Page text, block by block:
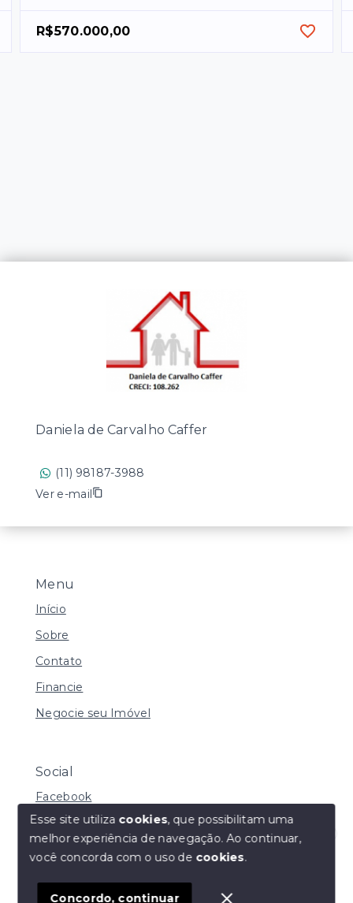
R$570.000,00
Olá! Estamos disponíveis para te ajudar.
Menu
Início
Sobre
Contato
Financie
Negocie seu Imóvel
Social
Facebook
© Copyright 2026 - Daniela de Carvalho Caffer - Todos
SITE PARA IMOBILIARIA
Daniela de Carvalho Caffer
(11) 98187-3988
Ver e-mail
Esse site utiliza cookies, que possibilitam uma
melhor experiência de navegação.Ao continuar,
você concorda com o uso de cookies.
Concordo, continuar